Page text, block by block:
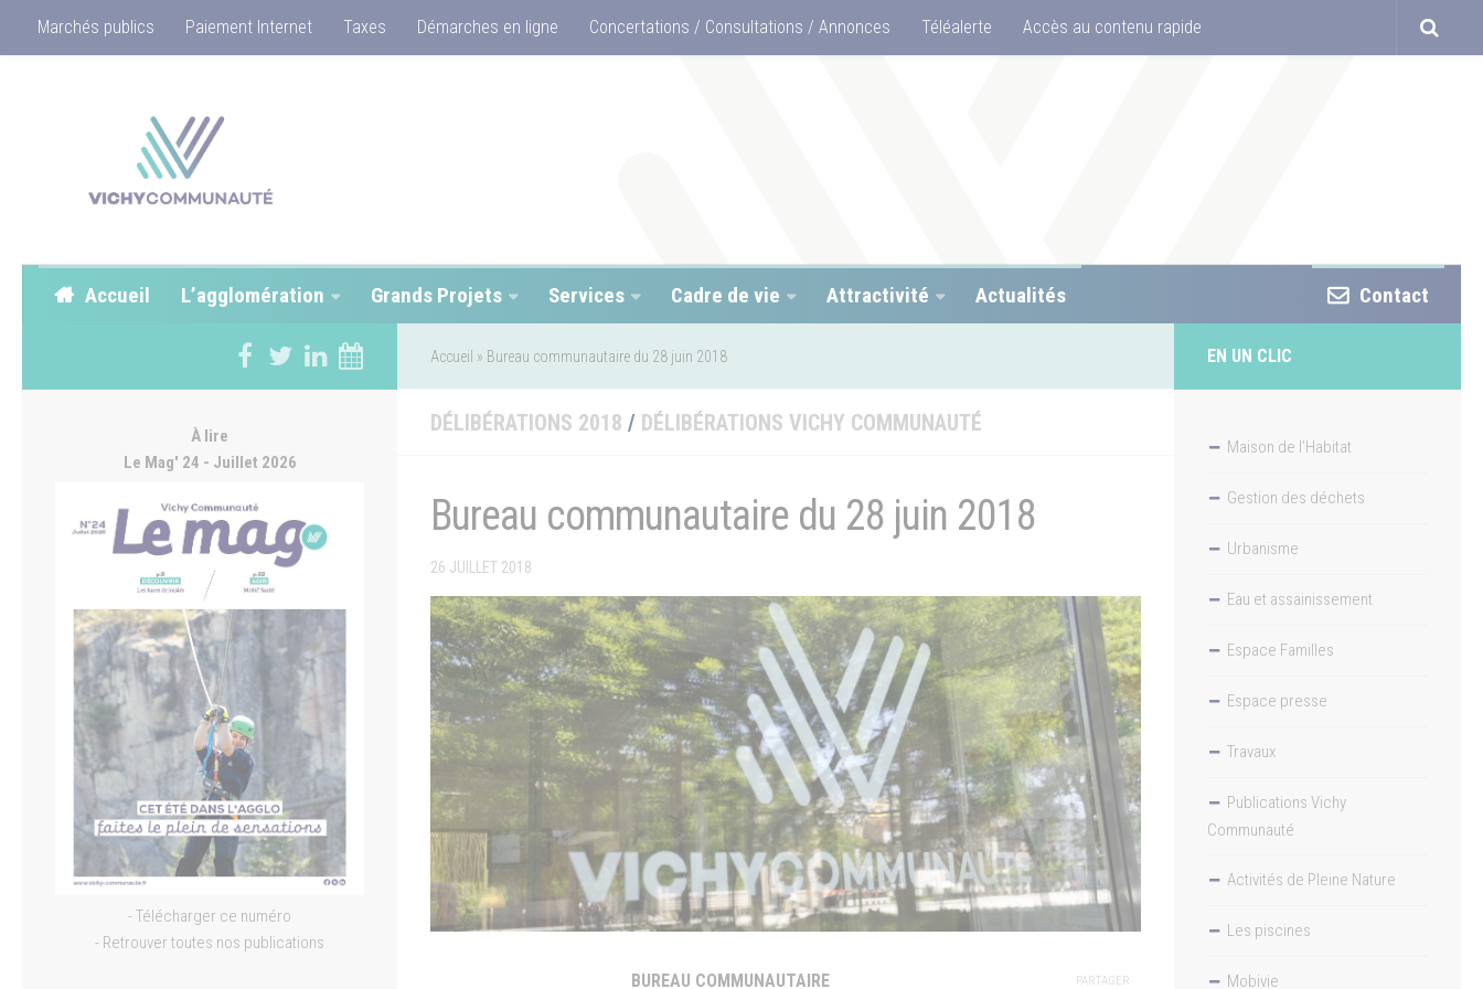
Marchés publics Paiement Internet Taxes Démarches en ligne Concertations / Consultations / Annonces Téléalerte Accès au contenu rapide
Accueil L’agglomération Grands Projets Services Cadre de vie Attractivité Actualités Contact
Accueil » Bureau communautaire du 28 juin 2018
DÉLIBÉRATIONS 2018 / DÉLIBÉRATIONS VICHY COMMUNAUTÉ
Bureau communautaire du 28 juin 2018
26 JUILLET 2018
BUREAU COMMUNAUTAIRE
PARTAGER
À lire
Le Mag' 24 - Juillet 2026
- Télécharger ce numéro
- Retrouver toutes nos publications
EN UN CLIC
Maison de l’Habitat
Gestion des déchets
Urbanisme
Eau et assainissement
Espace Familles
Espace presse
Travaux
Publications Vichy
Communauté
Activités de Pleine Nature
Les piscines
Mobivie